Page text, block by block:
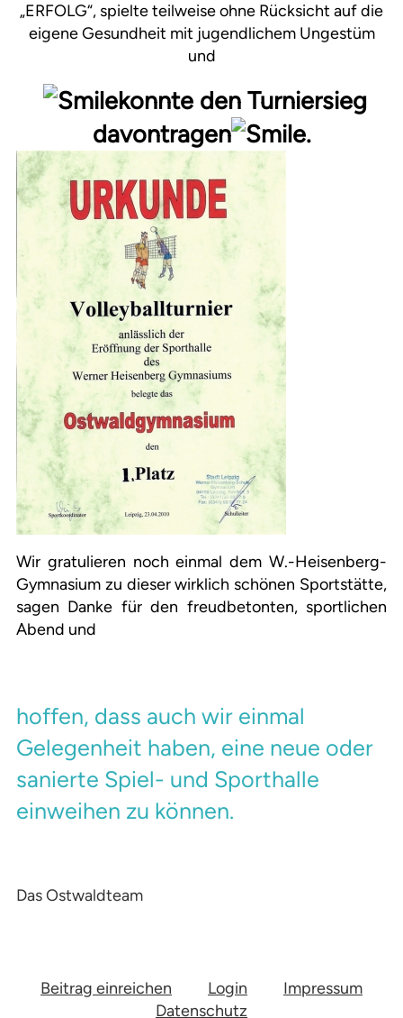
„ERFOLG“, spielte teilweise ohne Rücksicht auf die
eigene Gesundheit mit jugendlichem Ungestüm
und
konnte den Turniersieg
davontragen
.
Wir gratulieren noch einmal dem W.-Heisenberg-
Gymnasium zu dieser wirklich schönen Sportstätte,
sagen Danke für den freudbetonten, sportlichen
Abend und
hoffen, dass auch wir einmal
Gelegenheit haben, eine neue oder
sanierte Spiel- und Sporthalle
einweihen zu können.
Das Ostwaldteam
Beitrag einreichen Login
Impressum
Datenschutz